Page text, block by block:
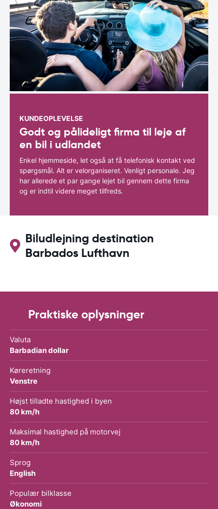
KUNDEOPLEVELSE
Godt og pålideligt firma til leje af
en bil i udlandet
Enkel hjemmeside, let også at få telefonisk kontakt ved
spørgsmål. Alt er velorganiseret. Venligt personale. Jeg
har allerede et par gange lejet bil gennem dette firma
og er indtil videre meget tilfreds.
Biludlejning destination
Barbados Lufthavn
Praktiske oplysninger
Valuta
Barbadian dollar
Køreretning
Venstre
Højst tilladte hastighed i byen
80 km/h
Maksimal hastighed på motorvej
80 km/h
Sprog
English
Populær bilklasse
Økonomi